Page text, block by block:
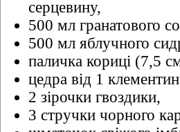
серцевину,
500 мл гранатового
500 мл яблучного
паличка кориці (7,5
цедра від 1
2 зірочки гвоздики,
3 стручки чорного